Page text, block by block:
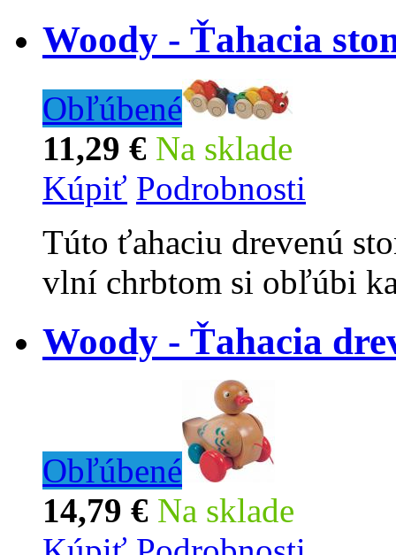
Woody - Ťahacia
Obľúbené
11,29 € Na sklade
Kúpiť Podrobnosti
Túto ťahaciu drevenú
vlní chrbtom si obľúbi
Woody - Ťahacia
Obľúbené
14,79 € Na sklade